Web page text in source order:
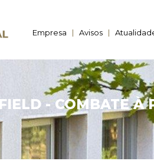
Empresa Avisos
- COMBATE À